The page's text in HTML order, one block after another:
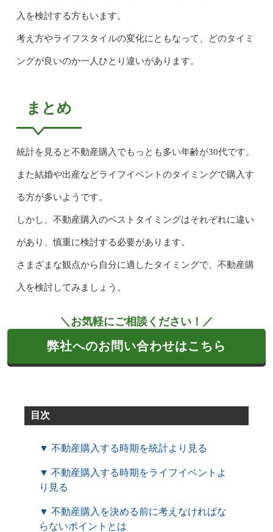
入を検討する方もいます。
考え方やライフスタイルの変化にともなって、どのタイミ
ングが良いのか一人ひとり違いがあります。
まとめ
統計を見ると不動産購入でもっとも多い年齢が30代です。
また結婚や出産などライフイベントのタイミングで購入す
る方が多いようです。
しかし、不動産購入のベストタイミングはそれぞれに違い
があり、慎重に検討する必要があります。
さまざまな観点から自分に適したタイミングで、不動産購
入を検討してみましょう。
＼お気軽にご相談ください！／
弊社へのお問い合わせはこちら
目次
▼ 不動産購入する時期を統計より見る
▼ 不動産購入する時期をライフイベントよ
り見る
▼ 不動産購入を決める前に考えなければな
らないポイントとは